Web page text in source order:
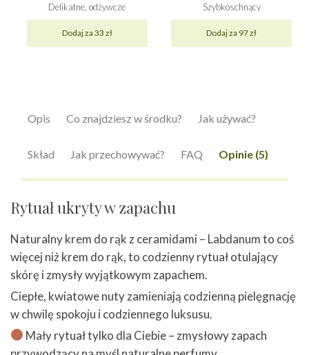
Delikatne, odżywcze
Dodaj za 33 zł
Szybkoschnący
Dodaj za 97 zł
Opis Co znajdziesz w środku? Jak używać?
Skład Jak przechowywać? FAQ Opinie (5)
Rytuał ukryty w zapachu
Naturalny krem do rąk z ceramidami – Labdanum to coś
więcej niż krem do rąk, to codzienny rytuał otulający
skórę i zmysły wyjątkowym zapachem.
Ciepłe, kwiatowe nuty zamieniają codzienną pielęgnację
w chwilę spokoju i codziennego luksusu.
Mały rytuał tylko dla Ciebie – zmysłowy zapach